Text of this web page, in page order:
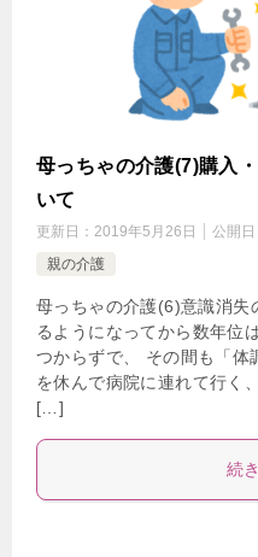
母っちゃの介護(7)購入
いて
更新日： 2019年5月26日 公開日
親の介護
母っちゃの介護(6)意識消失
るようになってから数年位
つからずで、 その間も「体
を休んで病院に連れて行く
[…]
続